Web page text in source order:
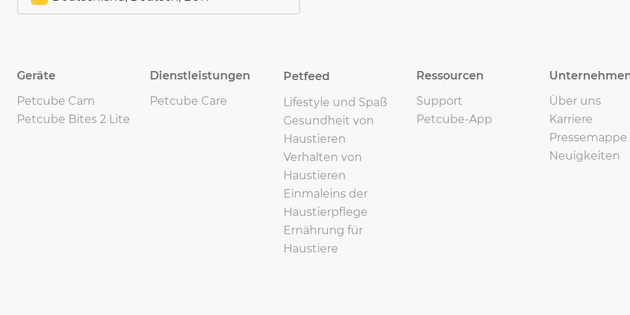
Geräte
Petcube Cam
Petcube Bites 2 Lite
Dienstleistungen
Petcube Care
Petfeed
Lifestyle und Spaß
Gesundheit von
Haustieren
Verhalten von
Haustieren
Einmaleins der
Haustierpflege
Ernährung für
Haustiere
Ressourcen
Support
Petcube-App
Über uns
Karriere
Pressemappe
Neuigkeiten